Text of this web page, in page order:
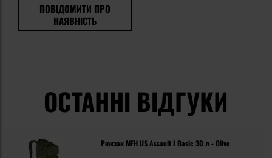
ПОВІДОМИТИ ПРО
НАЯВНІСТЬ
ОСТАННІ ВІДГУКИ
Рюкзак MFH US Assault I Basic 30 л - Olive